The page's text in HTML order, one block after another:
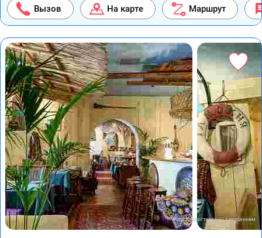
Вызов На карте Маршрут
Фото предоставлены заведением